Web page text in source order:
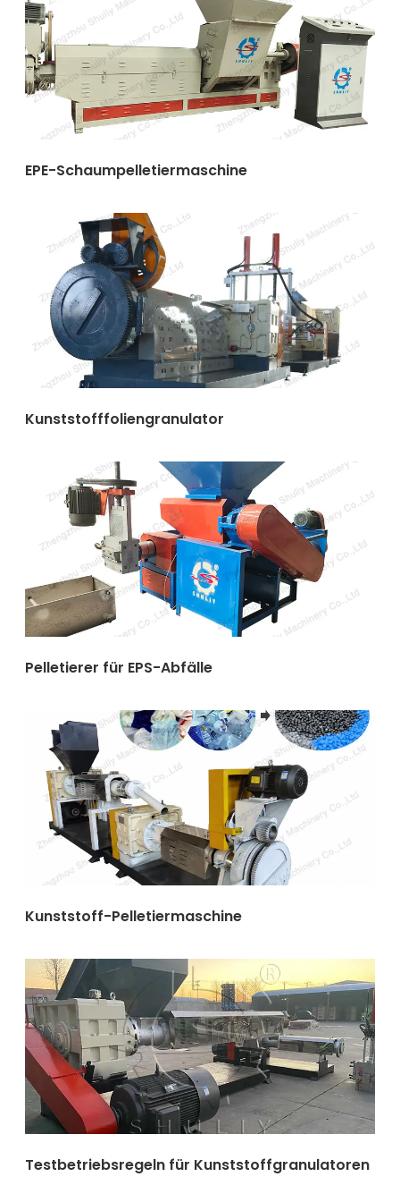
EPE-Schaumpelletiermaschine
Kunststofffoliengranulator
Pelletierer für EPS-Abfälle
Kunststoff-Pelletiermaschine
Testbetriebsregeln für Kunststoffgranulatoren